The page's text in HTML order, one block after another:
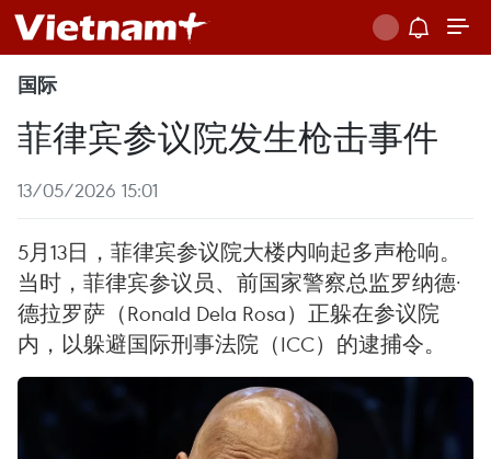
国际
菲律宾参议院发生枪击事件
13/05/2026 15:01
5月13日，菲律宾参议院大楼内响起多声枪响。
当时，菲律宾参议员、前国家警察总监罗纳德·
德拉罗萨（Ronald Dela Rosa）正躲在参议院
内，以躲避国际刑事法院（ICC）的逮捕令。